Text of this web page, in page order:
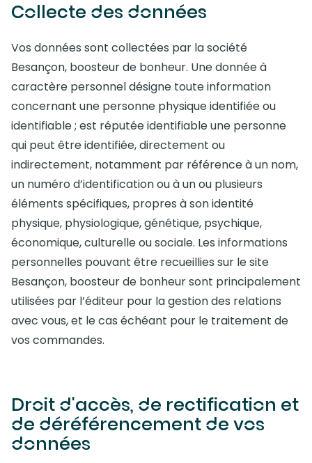
Collecte des données
Vos données sont collectées par la société
Besançon, boosteur de bonheur. Une donnée à
caractère personnel désigne toute information
concernant une personne physique identifiée ou
identifiable ; est réputée identifiable une personne
qui peut être identifiée, directement ou
indirectement, notamment par référence à un nom,
un numéro d’identification ou à un ou plusieurs
éléments spécifiques, propres à son identité
physique, physiologique, génétique, psychique,
économique, culturelle ou sociale. Les informations
personnelles pouvant être recueillies sur le site
Besançon, boosteur de bonheur sont principalement
utilisées par l’éditeur pour la gestion des relations
avec vous, et le cas échéant pour le traitement de
vos commandes.
Droit d'accès, de rectification et
de déréférencement de vos
données